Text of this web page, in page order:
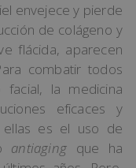
envejece y pierde
de colágeno y
flácida, aparecen
combatir todos
facial, la medicina
eficaces y
ellas es el uso de
antiaging que ha